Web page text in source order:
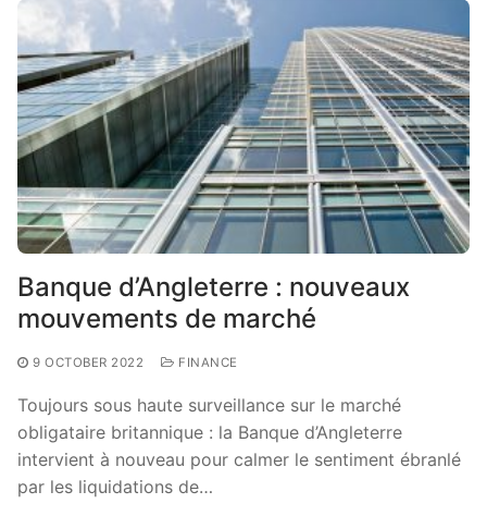
Banque d’Angleterre : nouveaux
mouvements de marché
9 OCTOBER 2022 FINANCE
Toujours sous haute surveillance sur le marché
obligataire britannique : la Banque d’Angleterre
intervient à nouveau pour calmer le sentiment ébranlé
par les liquidations de…